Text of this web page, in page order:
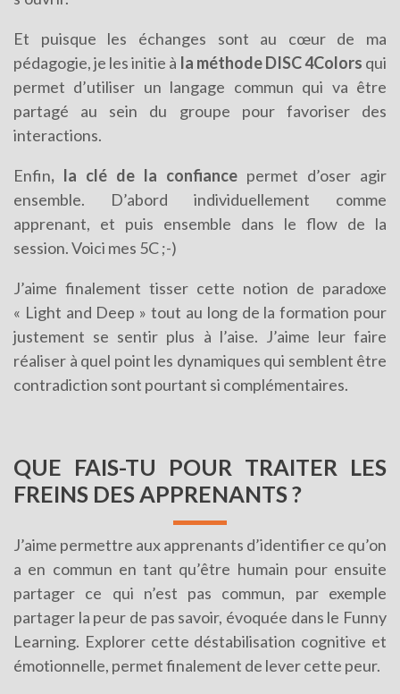
Et puisque les échanges sont au cœur de ma
pédagogie, je les initie à la méthode DISC 4Colors qui
permet d’utiliser un langage commun qui va être
partagé au sein du groupe pour favoriser des
interactions.
Enfin, la clé de la confiance permet d’oser agir
ensemble. D’abord individuellement comme
apprenant, et puis ensemble dans le flow de la
session. Voici mes 5C ;-)
J’aime finalement tisser cette notion de paradoxe
« Light and Deep » tout au long de la formation pour
justement se sentir plus à l’aise. J’aime leur faire
réaliser à quel point les dynamiques qui semblent être
contradiction sont pourtant si complémentaires.
QUE FAIS-TU POUR TRAITER LES
FREINS DES APPRENANTS ?
J’aime permettre aux apprenants d’identifier ce qu’on
a en commun en tant qu’être humain pour ensuite
partager ce qui n’est pas commun, par exemple
partager la peur de pas savoir, évoquée dans le Funny
Learning. Explorer cette déstabilisation cognitive et
émotionnelle, permet finalement de lever cette peur.